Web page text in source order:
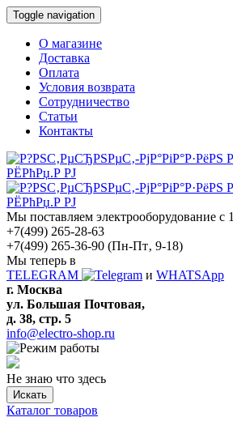
Toggle navigation
О магазине
Доставка
Оплата
Условия возврата
Сотрудничество
Статьи
Контакты
Мы поставляем электрооборудование с
+7(499) 265-28-63
+7(499) 265-36-90 (Пн-Пт‚ 9-18)
Мы теперь в
TELEGRAM
и WHATSApp
г. Москва
ул. Большая Почтовая,
д. 38, стр. 5
info@electro-shop.ru
Не знаю что здесь
Искать
Каталог товаров